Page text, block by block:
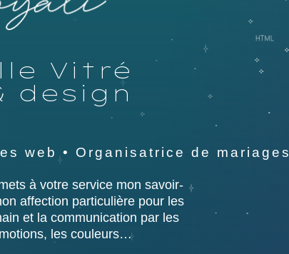
Vitré
design
web • Organisatrice de mariages
à votre service mon savoir-
affection particulière pour les
et la communication par les
les couleurs…